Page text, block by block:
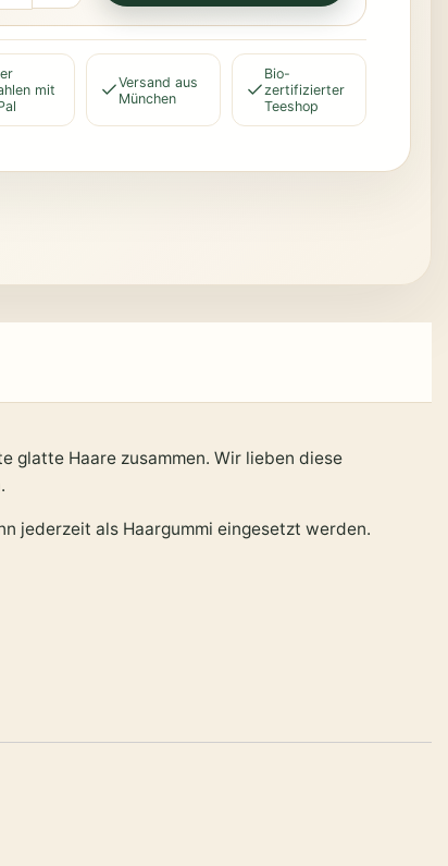
mit
Versand aus
München
Bio-
zertifizierter
Teeshop
glatte Haare zusammen. Wir lieben diese
jederzeit als Haargummi eingesetzt werden.